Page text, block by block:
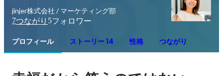
jinjer株式会社 / マーケティング部
7つながり 5フォロワー
プロフィール ストーリー 14 性格 つながり